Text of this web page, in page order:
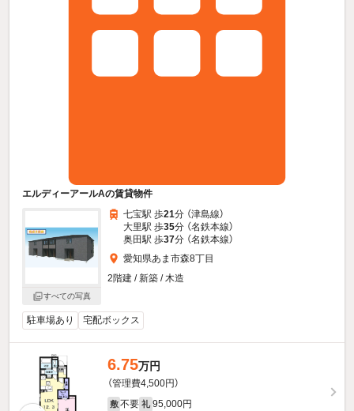
エルディーアールAの賃貸物件
すべての写真
七宝駅 歩21分 （津島線）
大里駅 歩35分 （名鉄本線）
奥田駅 歩37分 （名鉄本線）
愛知県あま市森8丁目
2階建 / 新築 / 木造
駐車場あり 宅配ボックス
6.75万円
（管理費4,500円）
敷 不要 礼 95,000円